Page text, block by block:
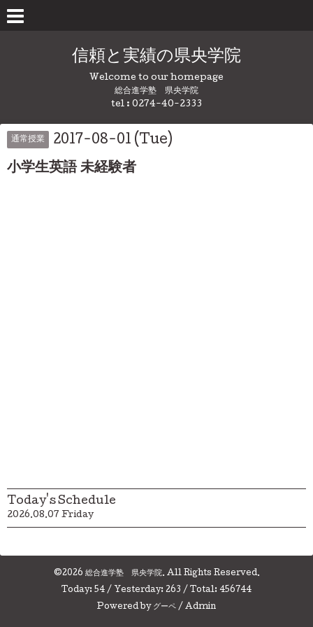
信頼と実績の県央学院
Welcome to our homepage
総合進学塾 県央学院
tel : 0274-40-2333
通常授業 2017-08-01 (Tue)
小学生英語 未経験者
Today's Schedule
2026.08.07 Friday
©2026 総合進学塾 県央学院. All Rights Reserved.
Today: 54 / Yesterday: 263 / Total: 456744
Powered by グーペ / Admin